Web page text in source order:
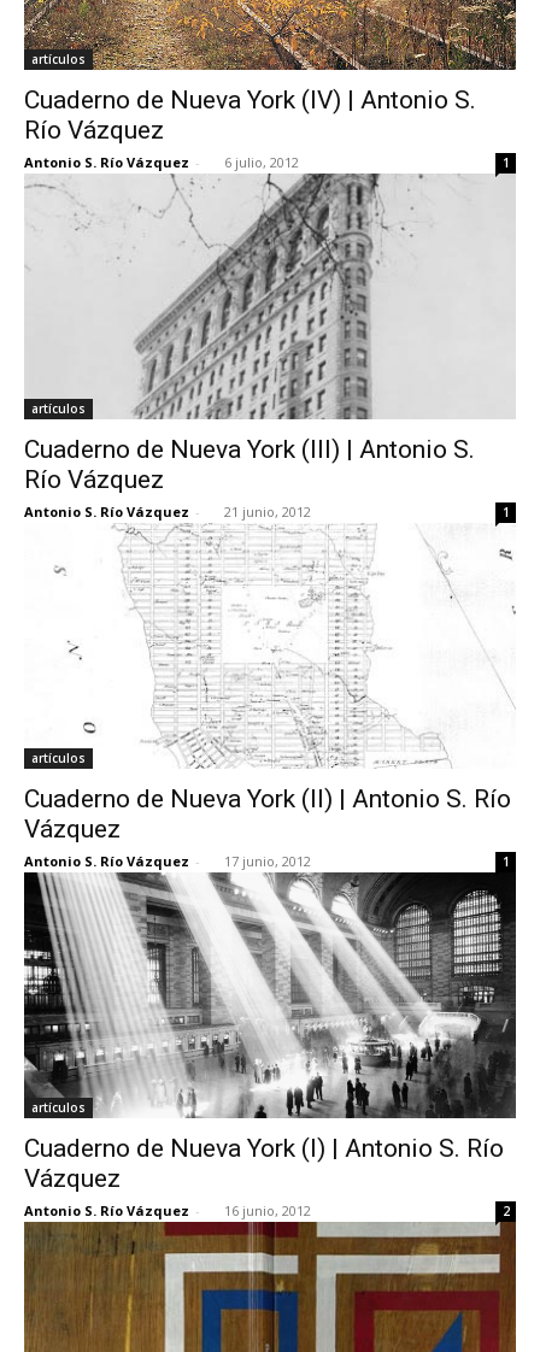
artículos
Cuaderno de Nueva York (IV) | Antonio S.
Río Vázquez
Antonio S. Río Vázquez - 6 julio, 2012 1
artículos
Cuaderno de Nueva York (III) | Antonio S.
Río Vázquez
Antonio S. Río Vázquez - 21 junio, 2012 1
artículos
Cuaderno de Nueva York (II) | Antonio S. Río
Vázquez
Antonio S. Río Vázquez - 17 junio, 2012 1
artículos
Cuaderno de Nueva York (I) | Antonio S. Río
Vázquez
Antonio S. Río Vázquez - 16 junio, 2012 2